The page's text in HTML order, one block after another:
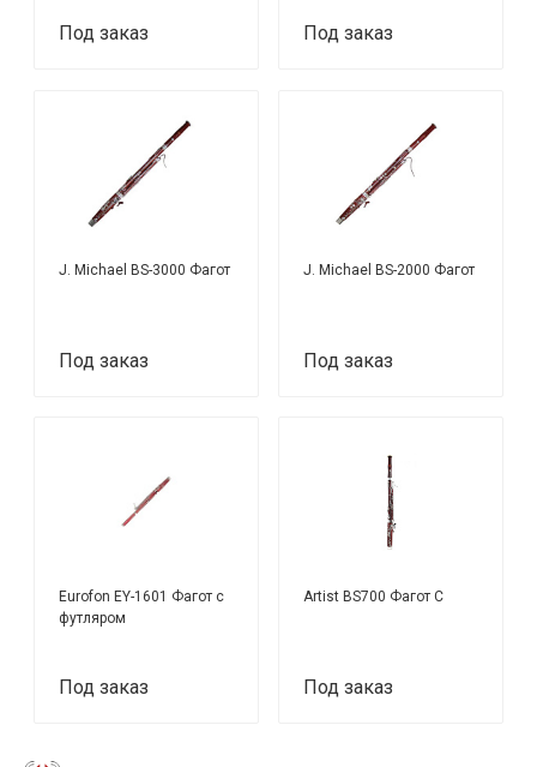
Под заказ Под заказ
J. Michael BS-3000 Фагот
Под заказ
J. Michael BS-2000 Фагот
Под заказ
Eurofon EY-1601 Фагот с
футляром
Под заказ
Artist BS700 Фагот C
Под заказ